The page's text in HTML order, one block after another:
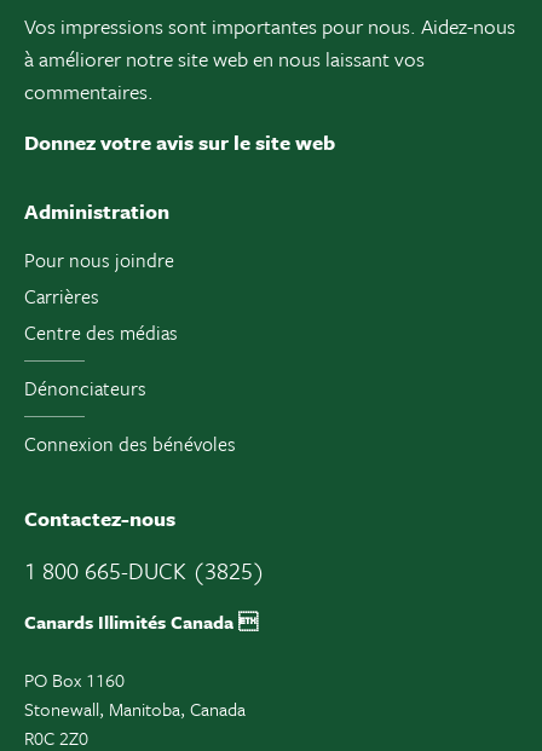
Vos impressions sont importantes pour nous. Aidez-nous
à améliorer notre site web en nous laissant vos
commentaires.
Donnez votre avis sur le site web
Administration
Pour nous joindre
Carrières
Centre des médias
Dénonciateurs
Connexion des bénévoles
Contactez-nous
1 800 665-DUCK (3825)
Canards Illimités Canada 
PO Box 1160
Stonewall, Manitoba, Canada
R0C 2Z0